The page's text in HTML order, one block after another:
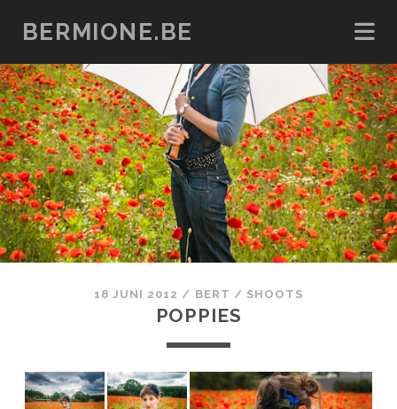
BERMIONE.BE
18 JUNI 2012 / BERT / SHOOTS
POPPIES